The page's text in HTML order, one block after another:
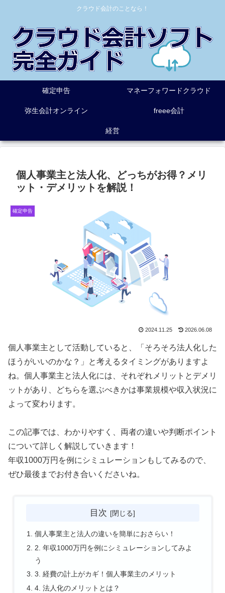
クラウド会計のことなら！
確定申告 マネーフォワードクラウド
弥生会計オンライン freee会計
経営
個人事業主と法人化、どっちがお得？メリ
ット・デメリットを解説！
確定申告
2024.11.25 2026.06.08
個人事業主として活動していると、「そろそろ法人化した
ほうがいいのかな？」と考えるタイミングがありますよ
ね。個人事業主と法人化には、それぞれメリットとデメリ
ットがあり、どちらを選ぶべきかは事業規模や収入状況に
よって変わります。
この記事では、わかりやすく、両者の違いや判断ポイント
について詳しく解説していきます！
年収1000万円を例にシミュレーションもしてみるので、
ぜひ最後までお付き合いくださいね。
目次
個人事業主と法人の違いを簡単におさらい！
2. 年収1000万円を例にシミュレーションしてみよ
う
3. 経費の計上がカギ！個人事業主のメリット
4. 法人化のメリットとは？